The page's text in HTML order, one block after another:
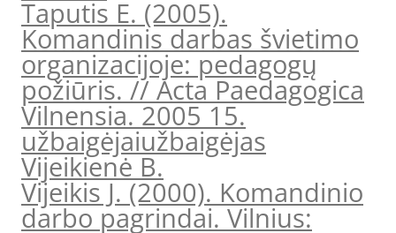
Taputis E. (2005).
Komandinis darbas švietimo
organizacijoje: pedagogų
požiūris. // Acta Paedagogica
Vilnensia. 2005 15.
užbaigėjaiužbaigėjas
Vijeikienė B.
Vijeikis J. (2000). Komandinio
darbo pagrindai. Vilnius: